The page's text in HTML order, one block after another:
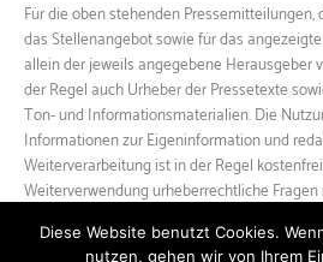
Für die oben stehenden Pressemitteilungen,
das Stellenangebot sowie für das
allein der jeweils angegebene Herausgeber
der Regel auch Urheber der Pressetexte
Ton- und Informationsmaterialien. Die
Informationen zur Eigeninformation und
Weiterverarbeitung ist in der Regel
Weiterverwendung urheberrechtliche
Diese Website benutzt Cookies.
nutzen, gehen wir von Ihrem